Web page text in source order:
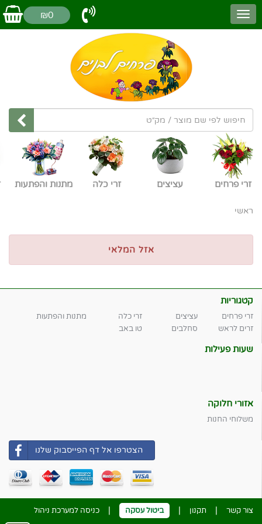
₪0
זרי פרחים עציצים זרי כלה מתנות והפתעות
ראשי
אזל המלאי
קטגוריות
זרי פרחים עציצים זרי כלה
מתנות והפתעות
זרים לראש
סחלבים טו באב
שעות פעילות
אזורי חלוקה
משלוחי החנות
הצטרפו אל דף הפייסבוק שלנו
צור קשר | תקנון | ביטול עסקה |
כניסה למערכת ניהול